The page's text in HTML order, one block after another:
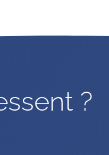
?